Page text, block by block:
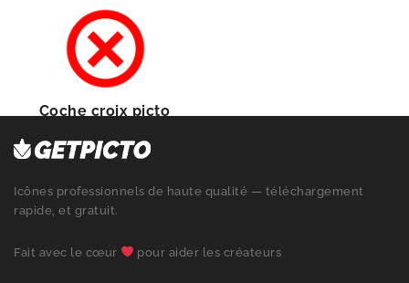
Coche croix picto
Icônes professionnels de haute qualité — téléchargement
rapide, et gratuit.
Fait avec le cœur pour aider les créateurs